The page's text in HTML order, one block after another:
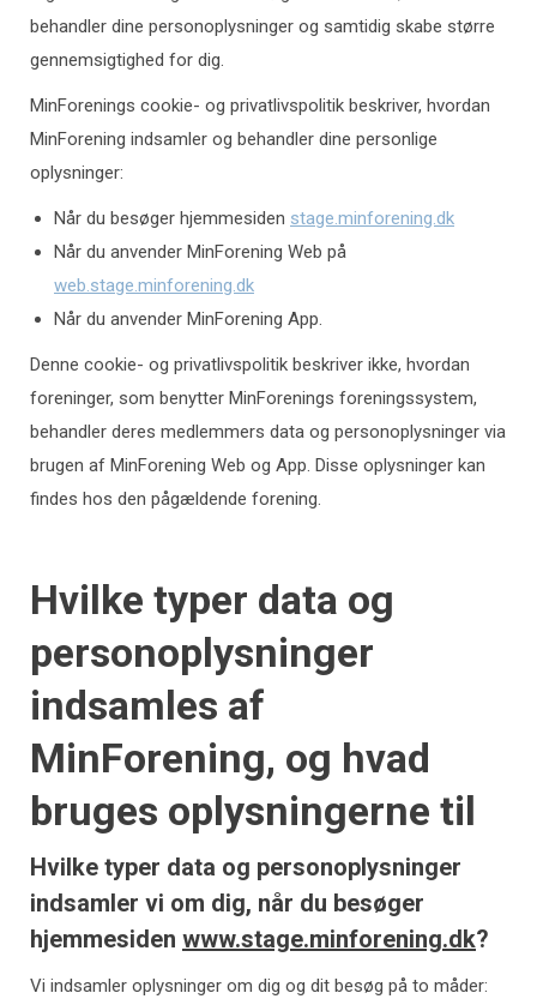
behandler dine personoplysninger og samtidig skabe større
gennemsigtighed for dig.
MinForenings cookie- og privatlivspolitik beskriver, hvordan
MinForening indsamler og behandler dine personlige
oplysninger:
Når du besøger hjemmesiden stage.minforening.dk
Når du anvender MinForening Web på
web.stage.minforening.dk
Når du anvender MinForening App.
Denne cookie- og privatlivspolitik beskriver ikke, hvordan
foreninger, som benytter MinForenings foreningssystem,
behandler deres medlemmers data og personoplysninger via
brugen af MinForening Web og App. Disse oplysninger kan
findes hos den pågældende forening.
Hvilke typer data og
personoplysninger
indsamles af
MinForening, og hvad
bruges oplysningerne til
Hvilke typer data og personoplysninger
indsamler vi om dig, når du besøger
hjemmesiden www.stage.minforening.dk?
Vi indsamler oplysninger om dig og dit besøg på to måder: